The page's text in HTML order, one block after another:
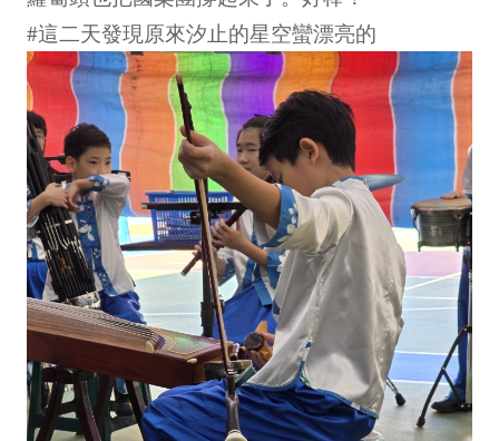
#這二天發現原來汐止的星空蠻漂亮的